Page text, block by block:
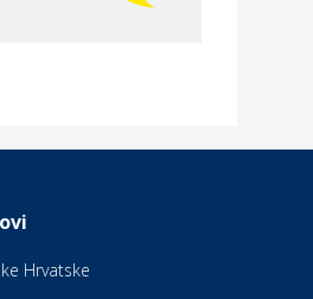
toplice – ljekovita
Hrvatske